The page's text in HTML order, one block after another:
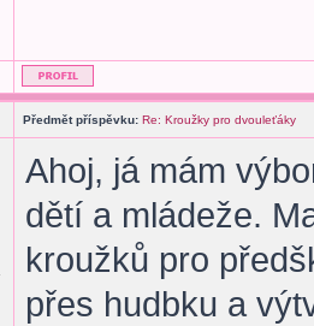
Předmět příspěvku: Re: Kroužky pro dvouleťáky
Ahoj, já mám
dětí a mládeže.
kroužků pro
přes hudbku a